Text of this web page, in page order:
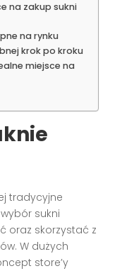
na zakup sukni
na rynku
krok po kroku
miejsce na
tradycyjne
sukni
oraz skorzystać z
W dużych
store’y